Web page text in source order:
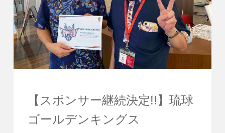
【スポンサー継続決定!!】琉球
ゴールデンキングス